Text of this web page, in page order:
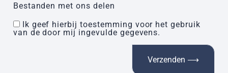
Bestanden met ons delen
Ik geef hierbij toestemming voor het gebruik
van de door mij ingevulde gegevens.